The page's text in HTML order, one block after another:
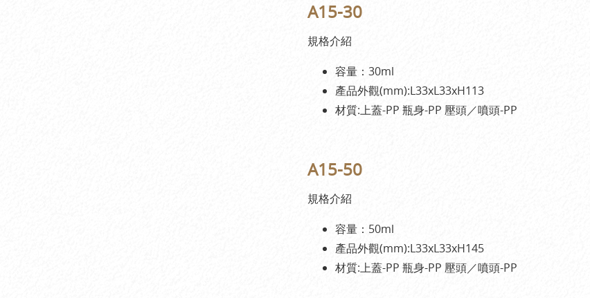
A15-30
規格介紹
容量：30ml
產品外觀(mm):L33xL33xH113
材質:上蓋-PP 瓶身-PP 壓頭／噴頭-PP
A15-50
規格介紹
容量：50ml
產品外觀(mm):L33xL33xH145
材質:上蓋-PP 瓶身-PP 壓頭／噴頭-PP